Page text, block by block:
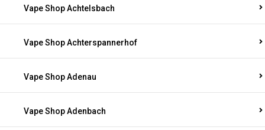
Vape Shop Achtelsbach
Vape Shop Achterspannerhof
Vape Shop Adenau
Vape Shop Adenbach